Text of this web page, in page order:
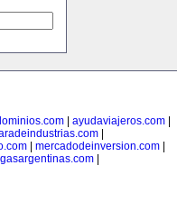
ayudaviajeros.com
| mercadodeinversion.com|
|